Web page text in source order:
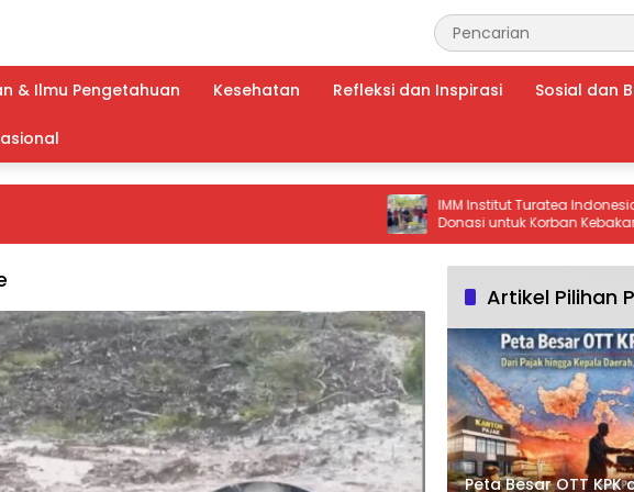
& Ilmu Pengetahuan Kesehatan Refleksi dan Inspirasi Sosial dan
IMM Institut Turatea Indonesia
Donasi untuk Korban Kebakaran di
Balang Loe
Artikel Pilihan
Peta Besar OTT KPK